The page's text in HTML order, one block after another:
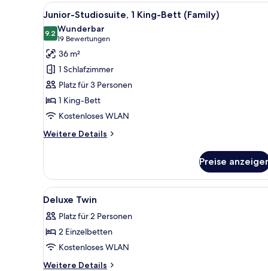
Alle
Fotos
für
Junior-
Studiosuite,
1 King-
Bett
(Family)
anzeigen
Ein modernes Hotelzimmer
5
Junior-Studiosuite, 1 King-Bett (Family)
9.29.2 von 10
Wunderbar
19 Bewertungen
(19
Bewertungen)
36 m²
1 Schlafzimmer
Platz für 3 Personen
1 King-Bett
Kostenloses WLAN
Weitere Details
Weitere
Studiosuite,
1 King-
Bett
Preise
Alle
Fotos
für
Deluxe
Twin
anzeigen
Ein Hotelzimmer mit zwei
4
Deluxe Twin
Platz für 2 Personen
2 Einzelbetten
Kostenloses WLAN
Weitere Details
Weitere